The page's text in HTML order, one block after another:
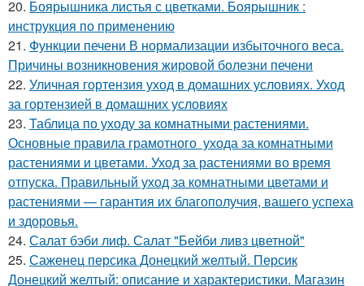
20. Боярышника листья с цветками. Боярышник :
инструкция по применению
21. Функции печени В нормализации избыточного веса.
Причины возникновения жировой болезни печени
22. Уличная гортензия уход в домашних условиях. Уход
за гортензией в домашних условиях
23. Таблица по уходу за комнатными растениями.
Основные правила грамотного ухода за комнатными
растениями и цветами. Уход за растениями во время
отпуска. Правильный уход за комнатными цветами и
растениями — гарантия их благополучия, вашего успеха
и здоровья.
24. Салат бэби лиф. Салат "Бейби ливз цветной"
25. Саженец персика Донецкий желтый. Персик
Донецкий желтый: описание и характеристики. Магазин